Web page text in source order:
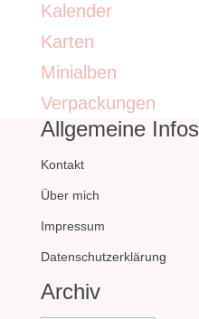
Kalender
Karten
Minialben
Verpackungen
Allgemeine Infos
Kontakt
Über mich
Impressum
Datenschutzerklärung
Archiv